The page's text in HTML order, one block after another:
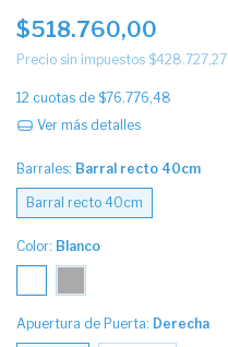
$518.760,00
Precio sin impuestos $428.727,27
12 cuotas de $76.776,48
Ver más detalles
Barrales: Barral recto 40cm
Barral recto 40cm
Color: Blanco
Apuertura de Puerta: Derecha